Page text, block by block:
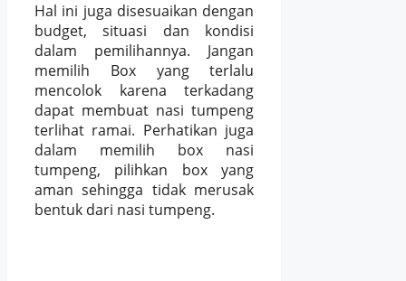
Hal ini juga disesuaikan dengan
budget, situasi dan kondisi
dalam pemilihannya. Jangan
memilih Box yang terlalu
mencolok karena terkadang
dapat membuat nasi tumpeng
terlihat ramai. Perhatikan juga
dalam memilih box nasi
tumpeng, pilihkan box yang
aman sehingga tidak merusak
bentuk dari nasi tumpeng.